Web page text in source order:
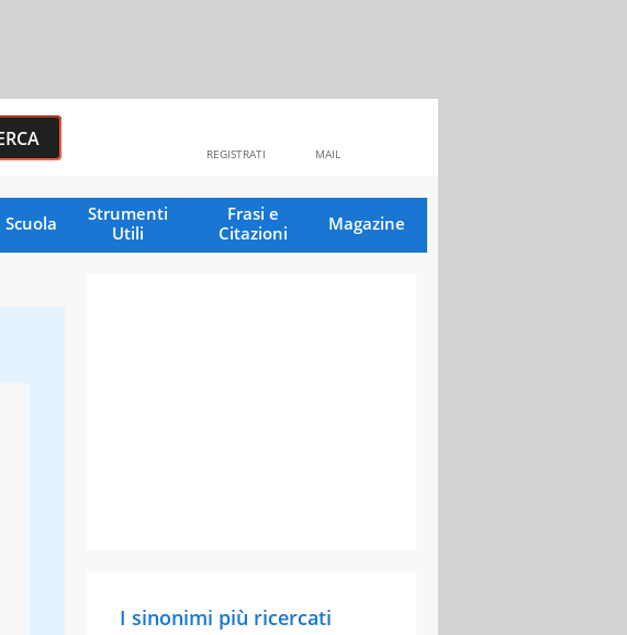
MAIL
REGISTRATI
Scuola
Strumenti
Utili
Frasi e
Citazioni
Magazine
I sinonimi più ricercati